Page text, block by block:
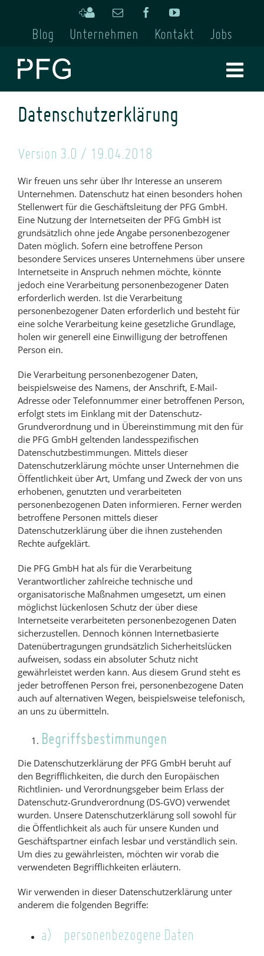
Kontakt
Email FacebookYouTube
Blog Unternehmen Kontakt Jobs
Datenschutzerklärung
Version 3.0 / 19.04.2018
Wir freuen uns sehr über Ihr Interesse an unserem
Unternehmen. Datenschutz hat einen besonders hohen
Stellenwert für die Geschäftsleitung der PFG GmbH.
Eine Nutzung der Internetseiten der PFG GmbH ist
grundsätzlich ohne jede Angabe personenbezogener
Daten möglich. Sofern eine betroffene Person
besondere Services unseres Unternehmens über unsere
Internetseite in Anspruch nehmen möchte, könnte
jedoch eine Verarbeitung personenbezogener Daten
erforderlich werden. Ist die Verarbeitung
personenbezogener Daten erforderlich und besteht für
eine solche Verarbeitung keine gesetzliche Grundlage,
holen wir generell eine Einwilligung der betroffenen
Person ein.
Die Verarbeitung personenbezogener Daten,
beispielsweise des Namens, der Anschrift, E-Mail-
Adresse oder Telefonnummer einer betroffenen Person,
erfolgt stets im Einklang mit der Datenschutz-
Grundverordnung und in Übereinstimmung mit den für
die PFG GmbH geltenden landesspezifischen
Datenschutzbestimmungen. Mittels dieser
Datenschutzerklärung möchte unser Unternehmen die
Öffentlichkeit über Art, Umfang und Zweck der von uns
erhobenen, genutzten und verarbeiteten
personenbezogenen Daten informieren. Ferner werden
betroffene Personen mittels dieser
Datenschutzerklärung über die ihnen zustehenden
Rechte aufgeklärt.
Die PFG GmbH hat als für die Verarbeitung
Verantwortlicher zahlreiche technische und
organisatorische Maßnahmen umgesetzt, um einen
möglichst lückenlosen Schutz der über diese
Internetseite verarbeiteten personenbezogenen Daten
sicherzustellen. Dennoch können Internetbasierte
Datenübertragungen grundsätzlich Sicherheitslücken
aufweisen, sodass ein absoluter Schutz nicht
gewährleistet werden kann. Aus diesem Grund steht es
jeder betroffenen Person frei, personenbezogene Daten
auch auf alternativen Wegen, beispielsweise telefonisch,
an uns zu übermitteln.
Begriffsbestimmungen
Die Datenschutzerklärung der PFG GmbH beruht auf
den Begrifflichkeiten, die durch den Europäischen
Richtlinien- und Verordnungsgeber beim Erlass der
Datenschutz-Grundverordnung (DS-GVO) verwendet
wurden. Unsere Datenschutzerklärung soll sowohl für
die Öffentlichkeit als auch für unsere Kunden und
Geschäftspartner einfach lesbar und verständlich sein.
Um dies zu gewährleisten, möchten wir vorab die
verwendeten Begrifflichkeiten erläutern.
Wir verwenden in dieser Datenschutzerklärung unter
anderem die folgenden Begriffe:
a) personenbezogene Daten